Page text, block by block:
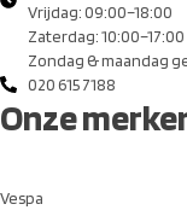
Vrijdag: 09:00–18:00
Zaterdag: 10:00–17:00
Zondag & maandag
020 615 7188
Onze
Vespa